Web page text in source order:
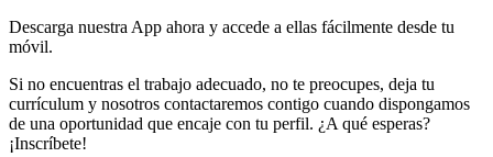
Descarga nuestra App ahora y accede a ellas fácilmente desde tu
móvil.
Si no encuentras el trabajo adecuado, no te preocupes, deja tu
currículum y nosotros contactaremos contigo cuando dispongamos
de una oportunidad que encaje con tu perfil. ¿A qué esperas?
¡Inscríbete!